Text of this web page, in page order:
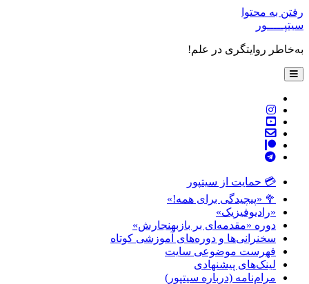
رفتن به محتوا
سیتپـــــور
به‌خاطر روایتگری در علم!
باز
کردن
instagram
youtube
پست
telegram
💳 حمایت از سیتپور
🥦 «پیچیدگی برای همه!»
«رادیوفیزیک»
دوره «مقدمه‌ای بر بازبهنجارش»
سخنرانی‌ها و دوره‌های آموزشی کوتاه
فهرست موضوعی سایت
لینک‌های پیشنهادی
مرام‌نامه (درباره سیتپور)